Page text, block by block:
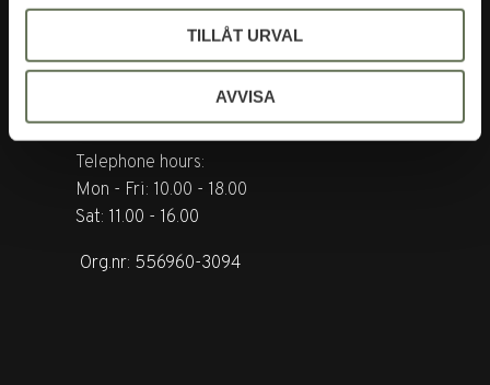
TILLÅT URVAL
AVVISA
CONTACT US
Tel. +46 (0)8-31 44 40
E-mail. info@garderoben.se
Telephone hours:
Mon - Fri: 10.00 - 18.00
Sat: 11.00 - 16.00
Org.nr: 556960-3094